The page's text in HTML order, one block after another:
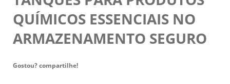
QUÍMICOS ESSENCIAIS NO
ARMAZENAMENTO SEGURO
Gostou? compartilhe!